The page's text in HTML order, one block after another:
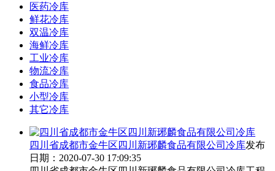
医药冷库
鲜花冷库
双温冷库
海鲜冷库
工业冷库
物流冷库
食品冷库
小型冷库
其它冷库
四川省成都市金牛区四川新琊麟食品有限公司冷库发布
日期：2020-07-30 17:09:35